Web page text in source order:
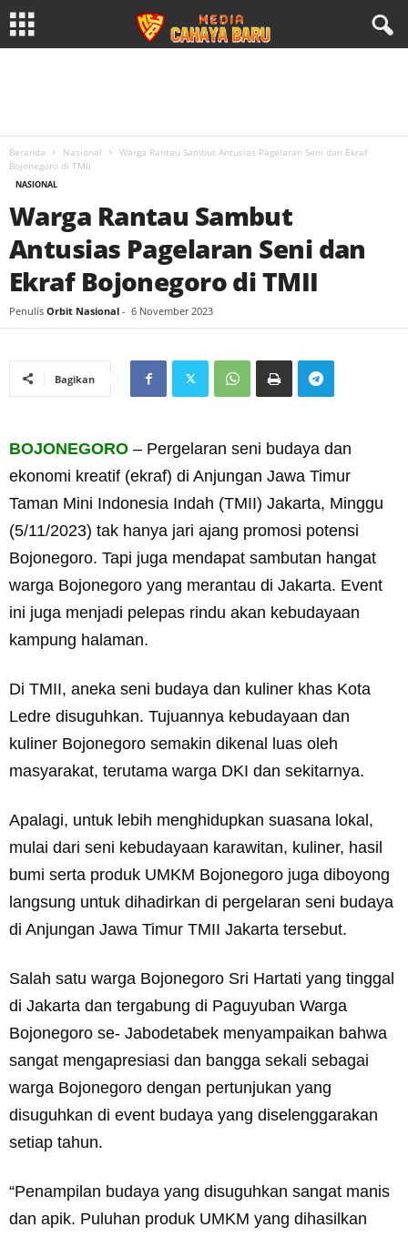
Beranda Nasional
Warga Rantau Sambut Antusias Pagelaran Seni dan Ekraf
Bojonegoro di TMII
NASIONAL
Warga Rantau Sambut
Antusias Pagelaran Seni dan
Ekraf Bojonegoro di TMII
Penulis Orbit Nasional - 6 November 2023
Bagikan
BOJONEGORO – Pergelaran seni budaya dan
ekonomi kreatif (ekraf) di Anjungan Jawa Timur
Taman Mini Indonesia Indah (TMII) Jakarta, Minggu
(5/11/2023) tak hanya jari ajang promosi potensi
Bojonegoro. Tapi juga mendapat sambutan hangat
warga Bojonegoro yang merantau di Jakarta. Event
ini juga menjadi pelepas rindu akan kebudayaan
kampung halaman.
Di TMII, aneka seni budaya dan kuliner khas Kota
Ledre disuguhkan. Tujuannya kebudayaan dan
kuliner Bojonegoro semakin dikenal luas oleh
masyarakat, terutama warga DKI dan sekitarnya.
Apalagi, untuk lebih menghidupkan suasana lokal,
mulai dari seni kebudayaan karawitan, kuliner, hasil
bumi serta produk UMKM Bojonegoro juga diboyong
langsung untuk dihadirkan di pergelaran seni budaya
di Anjungan Jawa Timur TMII Jakarta tersebut.
Salah satu warga Bojonegoro Sri Hartati yang tinggal
di Jakarta dan tergabung di Paguyuban Warga
Bojonegoro se- Jabodetabek menyampaikan bahwa
sangat mengapresiasi dan bangga sekali sebagai
warga Bojonegoro dengan pertunjukan yang
disuguhkan di event budaya yang diselenggarakan
setiap tahun.
“Penampilan budaya yang disuguhkan sangat manis
dan apik. Puluhan produk UMKM yang dihasilkan